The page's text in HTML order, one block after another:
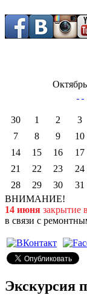
30 1 2 3
7
8 9 10
14
15 16 17
21
22 23 24
28
29 30 31
ВНИМАНИЕ!
14 июня закрытие
в связи с
Экскурсия